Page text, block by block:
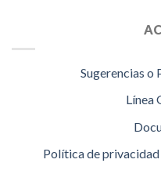
Sugerencias o
Línea
Política de